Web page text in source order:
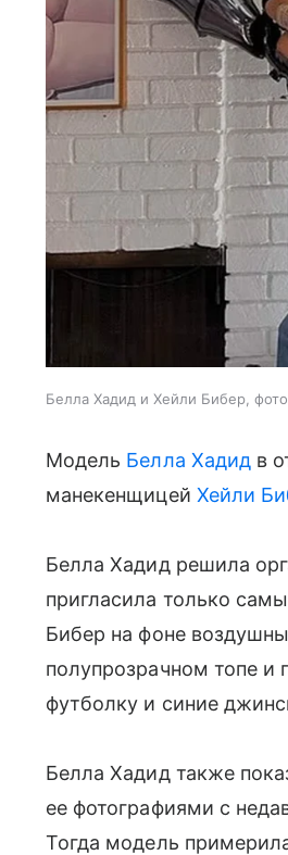
Белла Хадид и Хейли Бибер,
Модель Белла Хадид в
манекенщицей Хейли
Белла Хадид решила
пригласила только
Бибер на фоне
полупрозрачном топе и
футболку и синие
Белла Хадид также
ее фотографиями с
Тогда модель